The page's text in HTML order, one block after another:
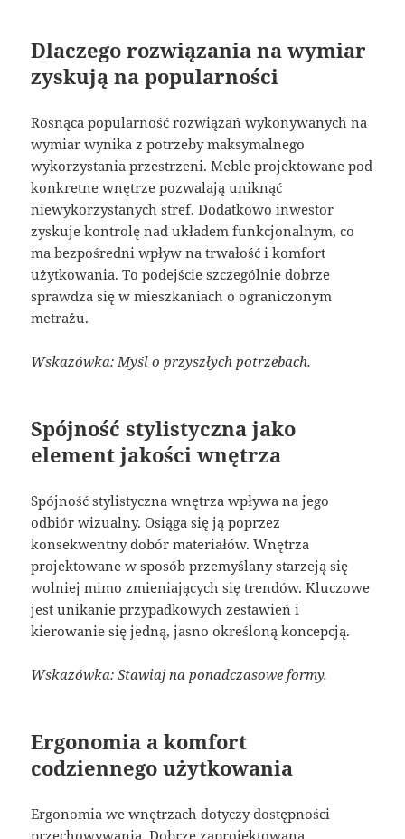
Dlaczego rozwiązania na wymiar
zyskują na popularności
Rosnąca popularność rozwiązań wykonywanych na
wymiar wynika z potrzeby maksymalnego
wykorzystania przestrzeni. Meble projektowane pod
konkretne wnętrze pozwalają uniknąć
niewykorzystanych stref. Dodatkowo inwestor
zyskuje kontrolę nad układem funkcjonalnym, co
ma bezpośredni wpływ na trwałość i komfort
użytkowania. To podejście szczególnie dobrze
sprawdza się w mieszkaniach o ograniczonym
metrażu.
Wskazówka: Myśl o przyszłych potrzebach.
Spójność stylistyczna jako
element jakości wnętrza
Spójność stylistyczna wnętrza wpływa na jego
odbiór wizualny. Osiąga się ją poprzez
konsekwentny dobór materiałów. Wnętrza
projektowane w sposób przemyślany starzeją się
wolniej mimo zmieniających się trendów. Kluczowe
jest unikanie przypadkowych zestawień i
kierowanie się jedną, jasno określoną koncepcją.
Wskazówka: Stawiaj na ponadczasowe formy.
Ergonomia a komfort
codziennego użytkowania
Ergonomia we wnętrzach dotyczy dostępności
przechowywania. Dobrze zaprojektowana